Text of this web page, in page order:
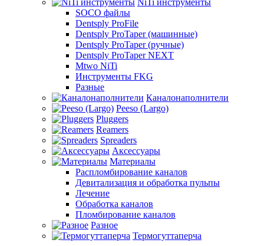
NiTi инструменты
SOCO файлы
Dentsply ProFile
Dentsply ProTaper (машинные)
Dentsply ProTaper (ручные)
Dentsply ProTaper NEXT
Mtwo NiTi
Инструменты FKG
Разные
Каналонаполнители
Peeso (Largo)
Pluggers
Reamers
Spreaders
Аксессуары
Материалы
Распломбирование каналов
Девитализация и обработка пульпы
Лечение
Обработка каналов
Пломбирование каналов
Разное
Термогуттаперча